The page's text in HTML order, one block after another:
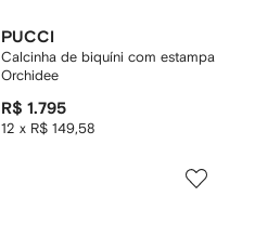
PUCCI
Calcinha de biquíni com estampa
Orchidee
R$ 1.795
12 x R$ 149,58